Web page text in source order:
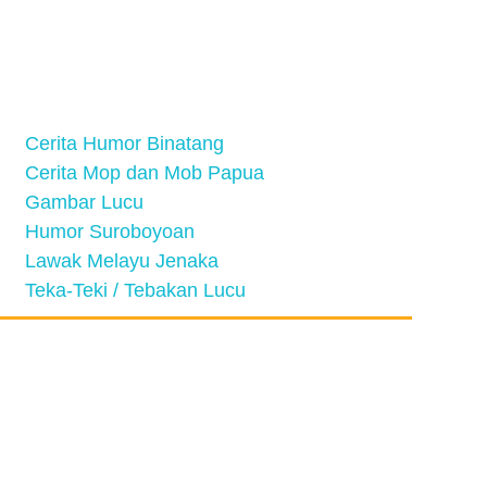
Cerita Humor Binatang
Cerita Mop dan Mob Papua
Gambar Lucu
Humor Suroboyoan
Lawak Melayu Jenaka
Teka-Teki / Tebakan Lucu